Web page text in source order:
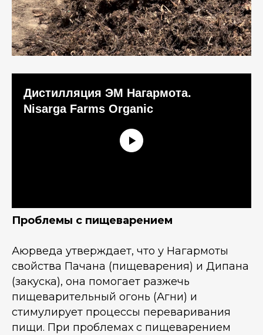
Дистилляция ЭМ Нагармота.
Nisarga Farms Organic
Проблемы с пищеварением
Аюрведа утверждает, что у Нагармоты
свойства Пачана (пищеварения) и Дипана
(закуска), она помогает разжечь
пищеварительный огонь (Агни) и
стимулирует процессы переваривания
пищи. При проблемах с пищеварением